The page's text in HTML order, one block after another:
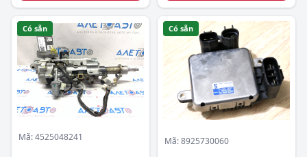
Có sẵn
Mã: 4525048241
Có sẵn
Mã: 8925730060